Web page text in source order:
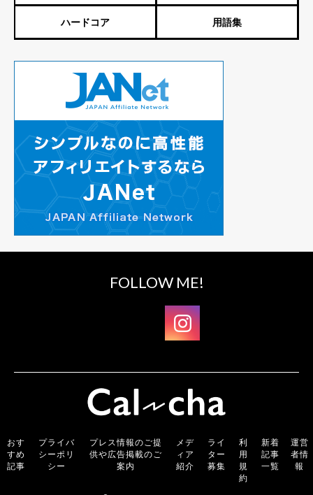
ハードコア 用語集
FOLLOW ME!
おす
すめ
記事
プライバ
シーポリ
シー
プレス情報のご提
供や広告掲載のご
案内
メデ
ィア
紹介
ライ
ター
募集
利
用
規
約
新着
記事
一覧
運営
者情
報